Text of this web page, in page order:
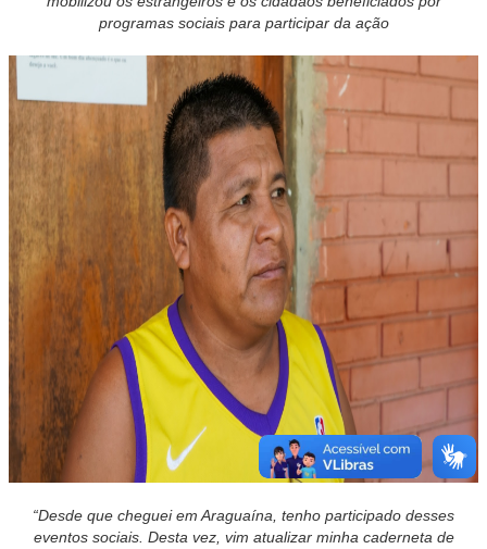
programas sociais para participar da ação
“Desde que cheguei em Araguaína, tenho participado desses
eventos sociais. Desta vez, vim atualizar minha caderneta de